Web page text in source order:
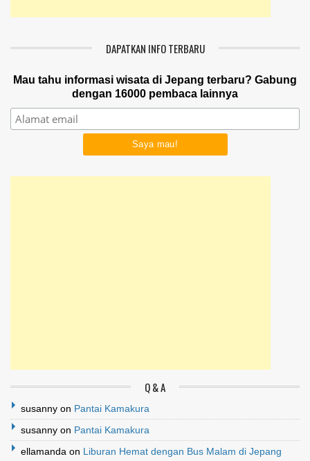
DAPATKAN INFO TERBARU
Mau tahu informasi wisata di Jepang terbaru? Gabung
dengan 16000 pembaca lainnya
Q & A
susanny on Pantai Kamakura
susanny on Pantai Kamakura
ellamanda on Liburan Hemat dengan Bus Malam di Jepang